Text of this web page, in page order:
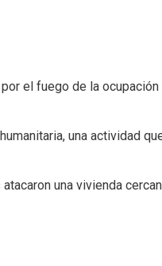
el fuego de la
una actividad
una vivienda